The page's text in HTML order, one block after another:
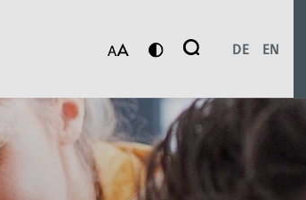
Suche
DE EN